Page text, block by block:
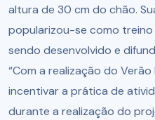
altura de 30 cm do chão.
popularizou-se como treino
sendo desenvolvido e
“Com a realização do
incentivar a prática de
durante a realização do